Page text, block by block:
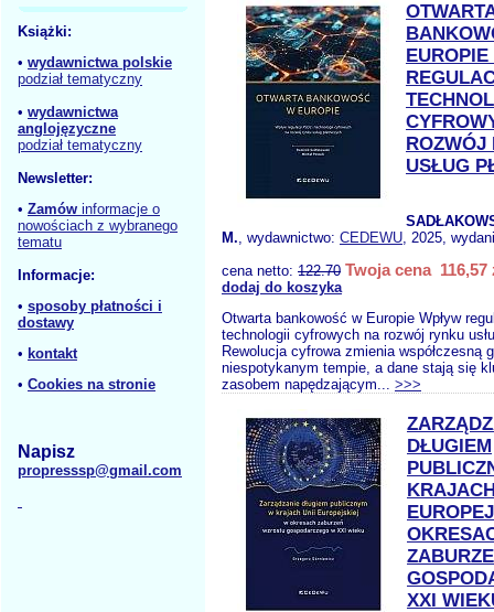
Książki:
• wydawnictwa polskie
podział tematyczny
• wydawnictwa
anglojęzyczne
podział tematyczny
Newsletter:
• Zamów informacje o
nowościach z wybranego
tematu
Informacje:
• sposoby płatności i
dostawy
• kontakt
• Cookies na stronie
Napisz
propresssp@gmail.com
ROZWÓJ
USŁUG
M., wydawnictwo: CEDEWU, 2025,
cena netto: 122.70 Twoja cena 116,57
dodaj do koszyka
Otwarta bankowość w Europie Wpływ
technologii cyfrowych na rozwój rynku
Rewolucja cyfrowa zmienia współczesną
niespotykanym tempie, a dane stają się
zasobem napędzającym... >>>
DŁUGIEM
XXI